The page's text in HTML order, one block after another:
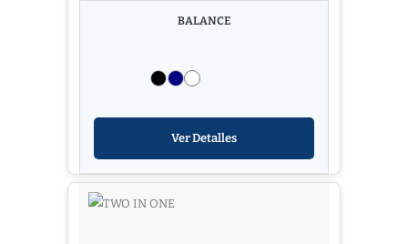
BALANCE
Ver Detalles